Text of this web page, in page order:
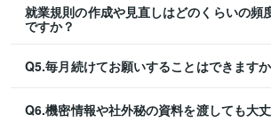
就業規則の作成や見直しはどのくらいの頻
ですか？
Q5.毎月続けてお願いすることはできます
Q6.機密情報や社外秘の資料を渡しても大